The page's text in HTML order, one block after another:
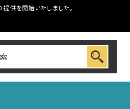
提供を開始いたしました。